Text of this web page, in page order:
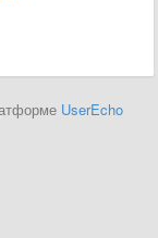
UserEcho